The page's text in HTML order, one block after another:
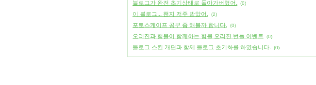
블로그가 완전 초기상태로 돌아가버렸어. (0)
이 블로그... 왠지 저주 받았어. (2)
포토스케이프 공부 좀 해볼까 합니다. (0)
오리진과 험블이 함께하는 험블 오리진 번들 이벤트 (0)
블로그 스킨 개편과 함께 블로그 초기화를 하였습니다. (0)